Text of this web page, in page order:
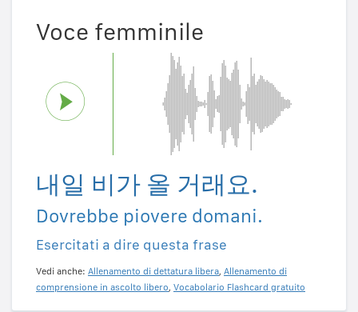
Voce femminile
내일 비가 올 거래요.
Dovrebbe piovere domani.
Esercitati a dire questa frase
Vedi anche: Allenamento di dettatura libera, Allenamento di
comprensione in ascolto libero, Vocabolario Flashcard gratuito